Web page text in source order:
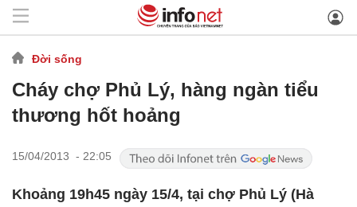
Đời sống
Cháy chợ Phủ Lý, hàng ngàn tiểu
thương hốt hoảng
15/04/2013 - 22:05
Khoảng 19h45 ngày 15/4, tại chợ Phủ Lý (Hà